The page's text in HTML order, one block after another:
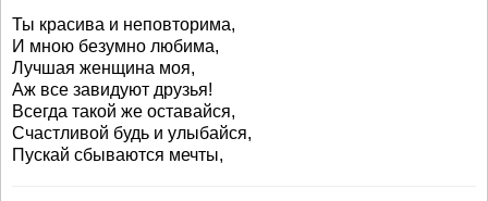
Ты красива и неповторима,
И мною безумно любима,
Лучшая женщина моя,
Аж все завидуют друзья!
Всегда такой же оставайся,
Счастливой будь и улыбайся,
Пускай сбываются мечты,